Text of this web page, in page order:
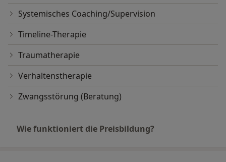
Systemisches Coaching/Supervision
Timeline-Therapie
Traumatherapie
Verhaltenstherapie
Zwangsstörung (Beratung)
Wie funktioniert die Preisbildung?